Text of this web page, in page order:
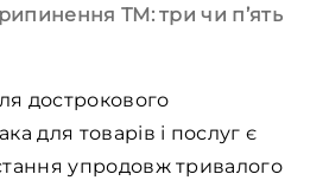
ТМ: три чи п’ять
дострокового
для товарів і послуг є
упродовж тривалого